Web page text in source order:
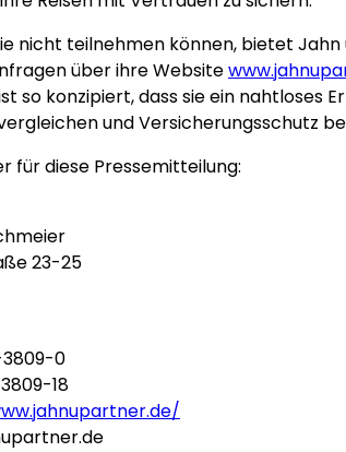
nicht teilnehmen können, bietet
über ihre Website
so konzipiert, dass sie ein nahtloses
und Versicherungsschutz
für diese Pressemitteilung:
23-25
3809-0
18